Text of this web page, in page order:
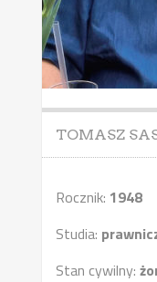
TOMASZ
Rocznik: 1948
Studia:
Stan cywilny: